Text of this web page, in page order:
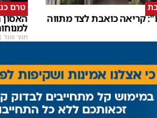
קריאה כואבת לצד מתווה
טרם
חנוך פוגל